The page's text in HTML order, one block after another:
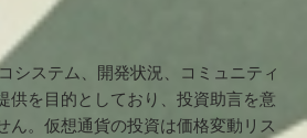
システム、開発状況、コミュニティ
供を目的としており、投資助言を意
ん。仮想通貨の投資は価格変動リス